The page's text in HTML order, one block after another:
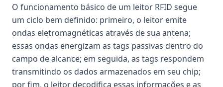
O funcionamento básico de um leitor RFID segue
um ciclo bem definido: primeiro, o leitor emite
ondas eletromagnéticas através de sua antena;
essas ondas energizam as tags passivas dentro do
campo de alcance; em seguida, as tags respondem
transmitindo os dados armazenados em seu chip;
por fim, o leitor decodifica essas informações e as